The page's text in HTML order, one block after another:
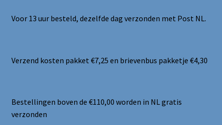
Voor 13 uur besteld, dezelfde dag verzonden met Post NL.
Verzend kosten pakket €7,25 en brievenbus pakketje €4,30
Bestellingen boven de €110,00 worden in NL gratis
verzonden